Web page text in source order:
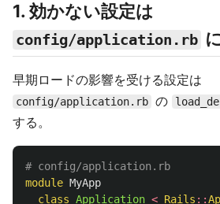
1. 効かない設定は
config/application.rb
早期ロードの影響を受ける設定は
config/application.rb の
する。
# config/application.rb
module MyApp
class Application < Rails ::